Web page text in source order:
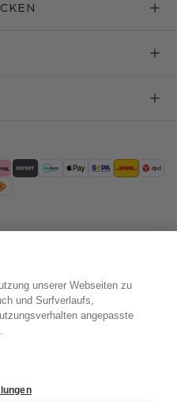
unserer Webseiten zu
und Surfverlaufs,
angepasste